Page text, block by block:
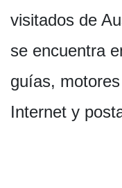
visitados de
se encuentra
guías,
Internet y